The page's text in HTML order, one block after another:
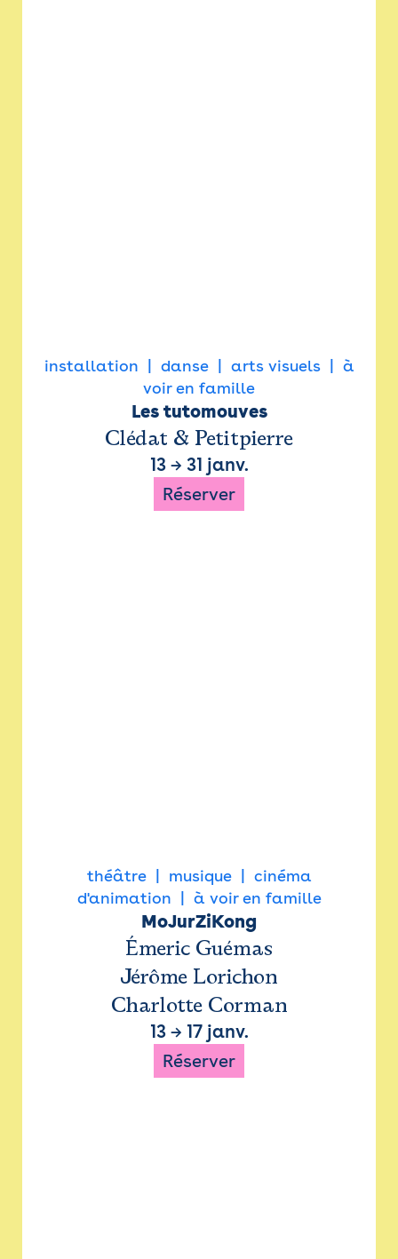
installation danse arts visuels
à
voir en famille
Les tutomouves
Clédat & Petitpierre
13→ 31 janv.
Réserver
théâtre musique
cinéma
d'animation
à voir en famille
MoJurZiKong
Émeric Guémas
Jérôme Lorichon
Charlotte Corman
13→ 17 janv.
Réserver